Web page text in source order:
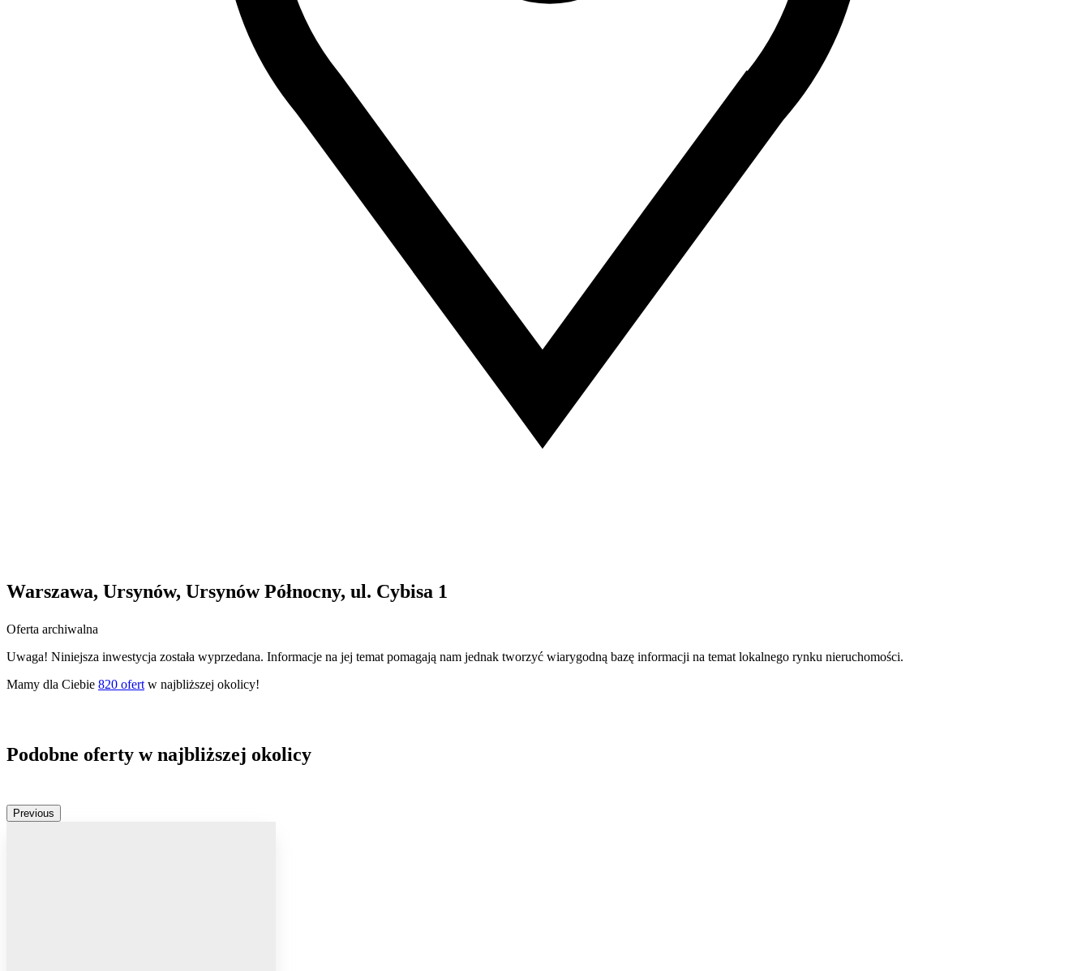
Warszawa, Ursynów, Ursynów Północny, ul. Cybisa 1
Oferta archiwalna
Uwaga! Niniejsza inwestycja została wyprzedana. Informacje na jej temat pomagają nam jednak tworzyć wiarygodną bazę informacji na temat lokalnego rynku nieruchomości.
Mamy dla Ciebie 820 ofert w najbliższej okolicy!
Podobne oferty w najbliższej okolicy
Previous